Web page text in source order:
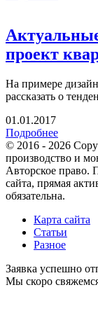
проект
На примере
рассказать о
01.01.2017
Подробнее
© 2016 - 2026
производство и
Авторское право.
сайта, прямая
обязательна.
Карта сайта
Статьи
Разное
Заявка успешно
Мы скоро